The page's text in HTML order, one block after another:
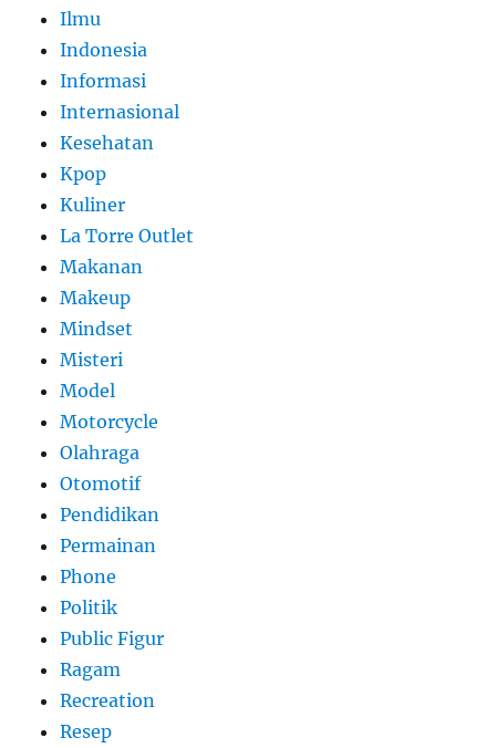
Ilmu
Indonesia
Informasi
Internasional
Kesehatan
Kpop
Kuliner
La Torre Outlet
Makanan
Makeup
Mindset
Misteri
Model
Motorcycle
Olahraga
Otomotif
Pendidikan
Permainan
Phone
Politik
Public Figur
Ragam
Recreation
Resep